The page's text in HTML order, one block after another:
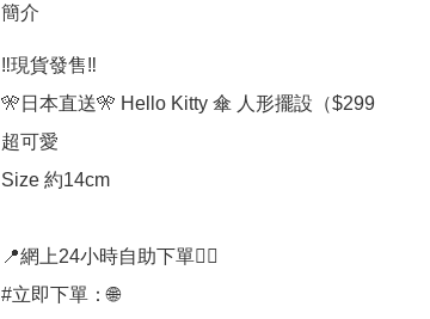
簡介
‼️現貨發售‼️
🎌日本直送🎌 Hello Kitty 傘 人形擺設（$299
超可愛
Size 約14cm
📍網上24小時自助下單👍🏻
#立即下單：🌐